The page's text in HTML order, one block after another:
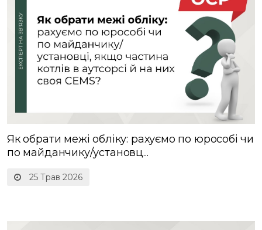
25 Трав 2026
Як обрати межі обліку: рахуємо по юрособі чи
по майданчику/установц...